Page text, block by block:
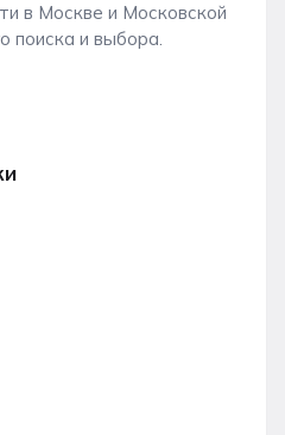
в Москве и Московской
поиска и выбора.